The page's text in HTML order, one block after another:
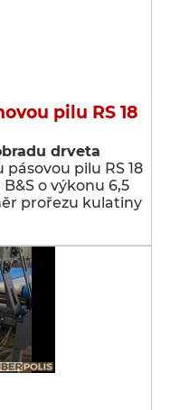
pilu RS 18
drveta
pilu RS 18
o výkonu 6,5
prořezu kulatiny